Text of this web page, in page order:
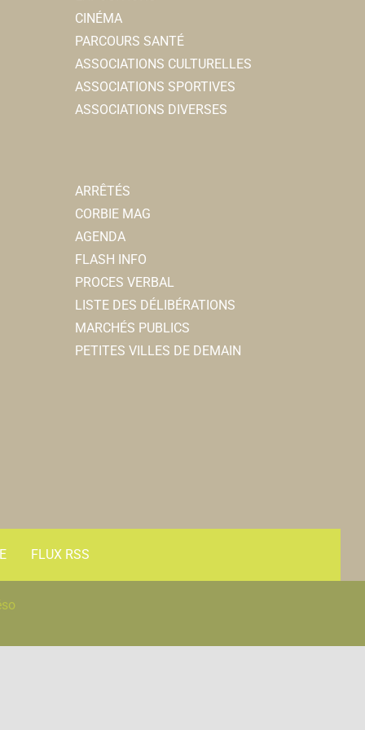
CINÉMA
PARCOURS SANTÉ
ASSOCIATIONS CULTURELLES
ASSOCIATIONS SPORTIVES
ASSOCIATIONS DIVERSES
ARRÊTÉS
CORBIE MAG
AGENDA
FLASH INFO
PROCES VERBAL
LISTE DES DÉLIBÉRATIONS
MARCHÉS PUBLICS
PETITES VILLES DE DEMAIN
FLUX RSS